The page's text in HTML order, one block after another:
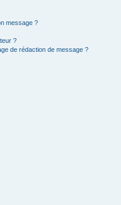
message ?
?
de rédaction de message ?